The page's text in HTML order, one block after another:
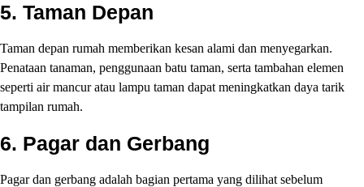
5. Taman Depan
Taman depan rumah memberikan kesan alami dan menyegarkan.
Penataan tanaman, penggunaan batu taman, serta tambahan elemen
seperti air mancur atau lampu taman dapat meningkatkan daya tarik
tampilan rumah.
6. Pagar dan Gerbang
Pagar dan gerbang adalah bagian pertama yang dilihat sebelum